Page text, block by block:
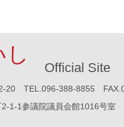
Official Site
2-20 TEL.096-388-8855
1-1参議院議員会館1016号